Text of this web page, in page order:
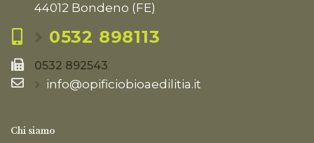
44012 Bondeno (FE)
0532 898113
0532 892543
info@opificiobioaedilitia.it
Chi siamo